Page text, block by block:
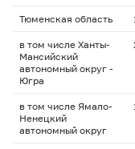
Тюменская область
в том числе Ханты-
Мансийский
автономный округ -
Югра
в том числе Ямало-
Ненецкий
автономный округ